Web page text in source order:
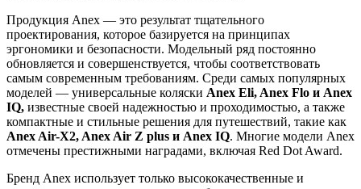
Продукция Anex — это результат тщательного
проектирования, которое базируется на принципах
эргономики и безопасности. Модельный ряд постоянно
обновляется и совершенствуется, чтобы соответствовать
самым современным требованиям. Среди самых популярных
моделей — универсальные коляски Anex Eli, Anex Flo и Anex
IQ, известные своей надежностью и проходимостью, а также
компактные и стильные решения для путешествий, такие как
Anex Air-X2, Anex Air Z plus и Anex IQ. Многие модели Anex
отмечены престижными наградами, включая Red Dot Award.
Бренд Anex использует только высококачественные и